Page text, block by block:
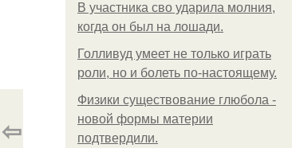
В участника сво ударила молния,
когда он был на лошади.
Голливуд умеет не только играть
роли, но и болеть по-настоящему.
Физики существование глюбола -
новой формы материи
подтвердили.
⇦